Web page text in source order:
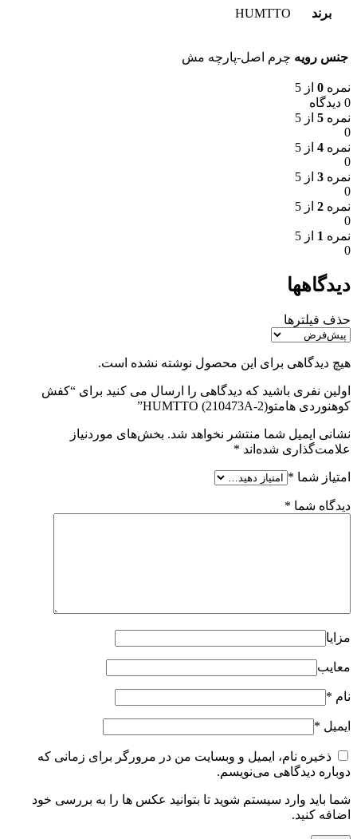
برند HUMTTO
جنس رویه چرم اصل-پارچه مش
نمره 0 از 5
0 دیدگاه
نمره 5 از 5
0
نمره 4 از 5
0
نمره 3 از 5
0
نمره 2 از 5
0
نمره 1 از 5
0
دیدگاهها
حذف فیلترها
هیچ دیدگاهی برای این محصول نوشته نشده است.
اولین نفری باشید که دیدگاهی را ارسال می کنید برای “کفش
کوهنوردی هامتو(HUMTTO (210473A-2”
نشانی ایمیل شما منتشر نخواهد شد. بخش‌های موردنیاز
علامت‌گذاری شده‌اند *
امتیاز شما *
دیدگاه شما *
مزایا
معایب
نام *
ایمیل *
ذخیره نام، ایمیل و وبسایت من در مرورگر برای زمانی که
دوباره دیدگاهی می‌نویسم.
شما باید وارد سیستم شوید تا بتوانید عکس ها را به بررسی خود
اضافه کنید.